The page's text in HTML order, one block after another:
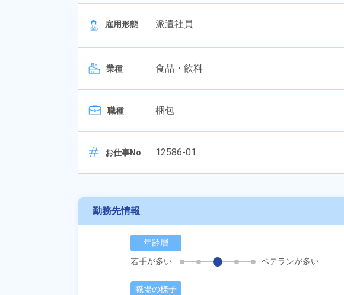
雇用形態 派遣社員
業種 食品・飲料
職種 梱包
お仕事No 12586-01
勤務先情報
年齢層
若手が多い
ベテランが多い
職場の様子